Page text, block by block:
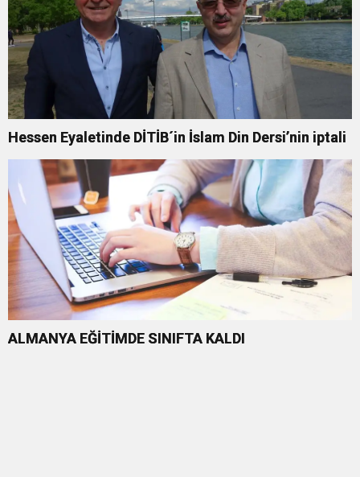
Hessen Eyaletinde DİTİB´in İslam Din Dersi’nin iptali
ALMANYA EĞİTİMDE SINIFTA KALDI